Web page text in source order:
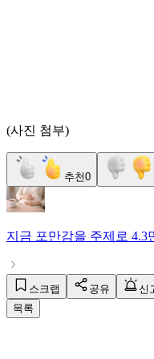
(사진 첨부)
추천0
지금 포만감을 주제로 4.3
스크랩 공유
신
목록